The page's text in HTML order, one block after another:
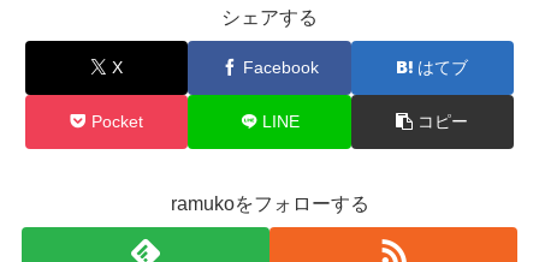
シェアする
X Facebook はてブ
Pocket LINE コピー
ramukoをフォローする